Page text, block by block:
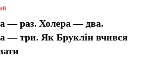
— раз. Холера — два.
— три. Як Бруклін вчився